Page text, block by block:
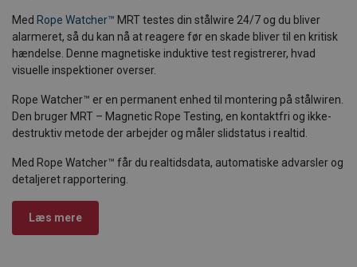
Med Rope Watcher™ MRT testes din stålwire 24/7 og du bliver
alarmeret, så du kan nå at reagere før en skade bliver til en kritisk
hændelse. Denne magnetiske induktive test registrerer, hvad
visuelle inspektioner overser.
Rope Watcher™ er en permanent enhed til montering på stålwiren.
Den bruger MRT – Magnetic Rope Testing, en kontaktfri og ikke-
destruktiv metode der arbejder og måler slidstatus i realtid.
Med Rope Watcher™ får du realtidsdata, automatiske advarsler og
detaljeret rapportering.
Læs mere